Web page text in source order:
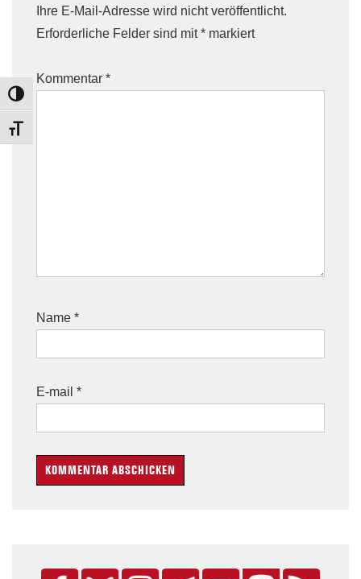
TOGGLE HIGH CONTRAST
TOGGLE FONT SIZE
Ihre E-Mail-Adresse wird nicht veröffentlicht.
Erforderliche Felder sind mit* markiert
Kommentar *
Name *
E-mail *